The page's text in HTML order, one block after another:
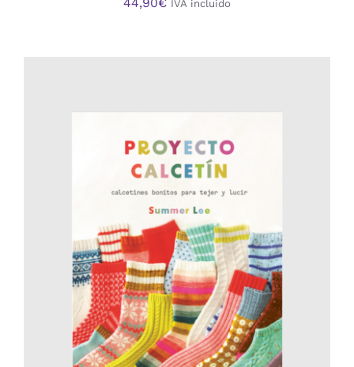
IVA incluido
AÑADIR AL CARRITO
/
DETALLES